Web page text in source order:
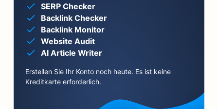
SERP Checker
Backlink Checker
Backlink Monitor
Website Audit
AI Article Writer
Erstellen Sie Ihr Konto noch heute. Es ist keine
Kreditkarte erforderlich.